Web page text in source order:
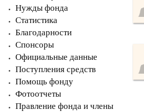
Нужды фонда
Статистика
Благодарности
Спонсоры
Официальные данные
Поступления средств
Помощь фонду
Фотоотчеты
Правление фонда и члены